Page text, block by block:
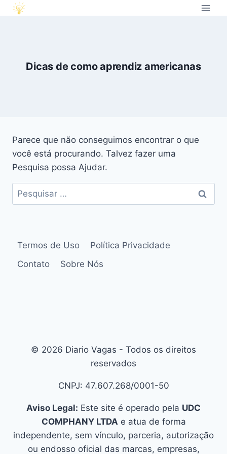
Dicas de como aprendiz americanas
Parece que não conseguimos encontrar o que
você está procurando. Talvez fazer uma
Pesquisa possa Ajudar.
Termos de Uso
Política Privacidade
Contato
Sobre Nós
© 2026 Diario Vagas - Todos os direitos
reservados
CNPJ: 47.607.268/0001-50
Aviso Legal: Este site é operado pela UDC
COMPHANY LTDAe atua de forma
independente, sem vínculo, parceria, autorização
ou endosso oficial das marcas, empresas,